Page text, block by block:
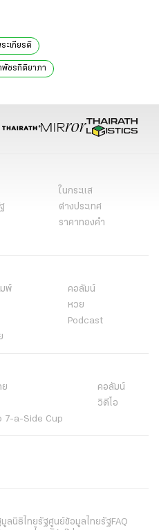
ะเกียรติ
พัชรกิติยาภา
ข่าวองค์ภา ล่าสุด 2569
ในกระแส
ต่างประเทศ
ราคาทองคำ
พ์
คอลัมน์
หวย
Podcast
ย
คอลัมน์
วิดีโอ
7-a-Side Cup
มูลนิธิไทยรัฐศูนย์ข้อมูลไทยรัฐ FAQ